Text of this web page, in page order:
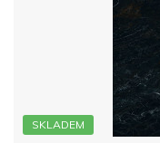
SKLADEM